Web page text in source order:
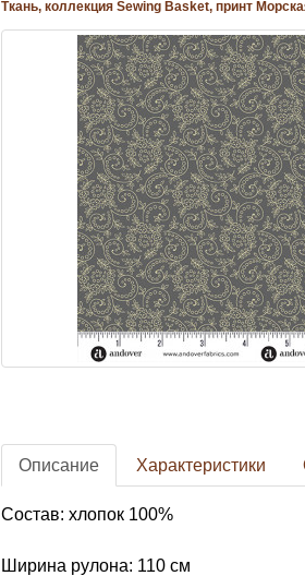
Ткань, коллекция Sewing Basket, принт
Описание Характеристики
Состав: хлопок 100%
Ширина рулона: 110 см